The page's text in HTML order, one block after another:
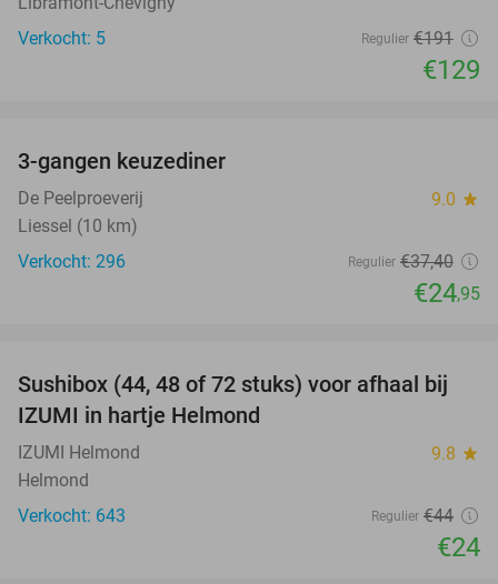
Verkocht: 5
Regulier €191
€129
3-gangen keuzediner
De Peelproeverij 9.0 star
Liessel (10 km)
Verkocht: 296
Regulier €37,40
€24,95
45%
Sushibox (44, 48 of 72 stuks) voor afhaal bij
IZUMI in hartje Helmond
IZUMI Helmond 9.8 star
Helmond
Verkocht: 643
Regulier €44
€24